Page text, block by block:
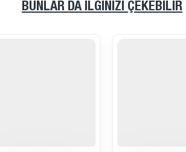
BUNLAR DA İLGINIZI ÇEKEBILIR